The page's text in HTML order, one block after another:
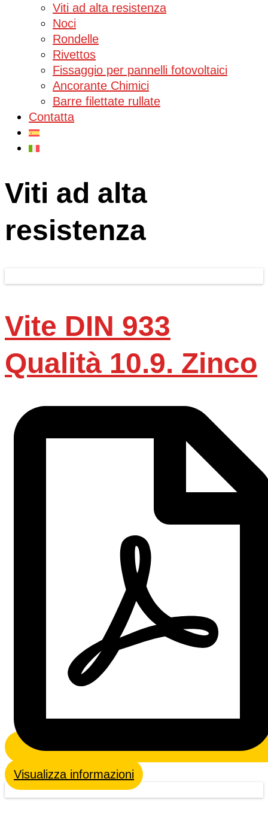
Viti ad alta resistenza
Noci
Rondelle
Rivettos
Fissaggio per pannelli fotovoltaici
Ancorante Chimici
Barre filettate rullate
Contatta
Viti ad alta
resistenza
Vite DIN 933
Qualità 10.9. Zinco
Visualizza informazioni